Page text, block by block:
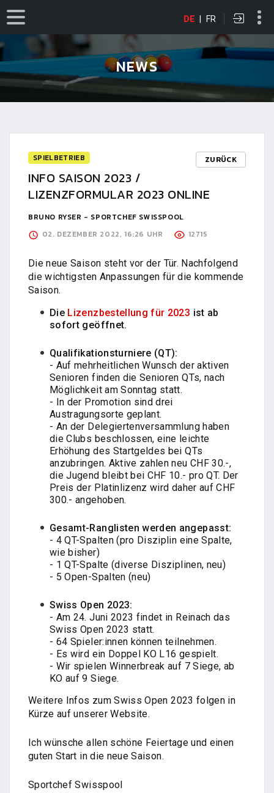
DE | FR
NEWS
SPIELBETRIEB ZURÜCK
INFO SAISON 2023 /
LIZENZFORMULAR 2023 ONLINE
BRUNO RYSER - SPORTCHEF SWISSPOOL
02. DEZEMBER 2022, 16:26 UHR
12715
Die neue Saison steht vor der Tür. Nachfolgend
die wichtigsten Anpassungen für die kommende
Saison.
Die Lizenzbestellung für 2023 ist ab
sofort geöffnet.
Qualifikationsturniere (QT):
- Auf mehrheitlichen Wunsch der aktiven
Senioren finden die Senioren QTs, nach
Möglichkeit am Sonntag statt.
- In der Promotion sind drei
Austragungsorte geplant.
- An der Delegiertenversammlung haben
die Clubs beschlossen, eine leichte
Erhöhung des Startgeldes bei QTs
anzubringen. Aktive zahlen neu CHF 30.-,
die Jugend bleibt bei CHF 10.- pro QT. Der
Preis der Platinlizenz wird daher auf CHF
300.- angehoben.
Gesamt-Ranglisten werden angepasst:
- 4 QT-Spalten (pro Disziplin eine Spalte,
wie bisher)
- 1 QT-Spalte (diverse Disziplinen, neu)
- 5 Open-Spalten (neu)
Swiss Open 2023:
- Am 24. Juni 2023 findet in Reinach das
Swiss Open 2023 statt.
- 64 Spieler:innen können teilnehmen.
- Es wird ein Doppel KO L16 gespielt.
- Wir spielen Winnerbreak auf 7 Siege, ab
KO auf 9 Siege.
Weitere Infos zum Swiss Open 2023 folgen in
Kürze auf unserer Website.
Ich wünsche allen schöne Feiertage und einen
guten Start in die neue Saison.
Sportchef Swisspool